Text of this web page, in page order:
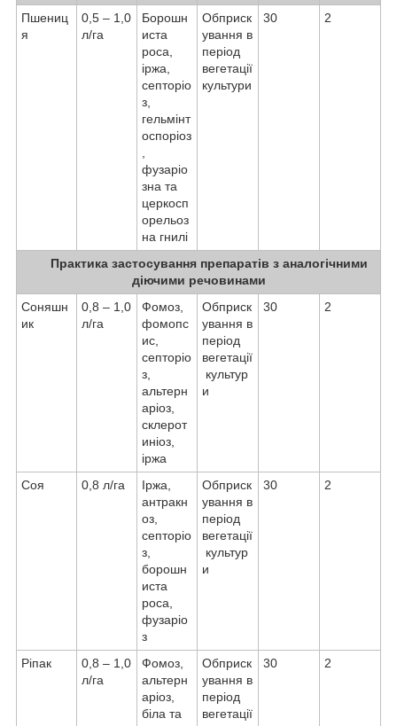
Пшениц
я
0,5 – 1,0
л/га
Борошн
иста
роса,
іржа,
септоріо
з,
гельмінт
оспоріоз
,
фузаріо
зна та
церкосп
орельоз
на гнилі
Обприск
ування в
період
вегетації
культури
30 2
Практика застосування препаратів з аналогічними
діючими речовинами
Соняшн
ик
0,8 – 1,0
л/га
Фомоз,
фомопс
ис,
септоріо
з,
альтерн
аріоз,
склерот
иніоз,
іржа
Обприск
ування в
період
вегетації
культур
и
30 2
Соя 0,8 л/га
Іржа,
антракн
оз,
септоріо
з,
борошн
иста
роса,
фузаріо
з
Обприск
ування в
період
вегетації
культур
и
30 2
Ріпак
0,8 – 1,0
л/га
Фомоз,
альтерн
аріоз,
біла та
Обприск
ування в
період
вегетації
30 2